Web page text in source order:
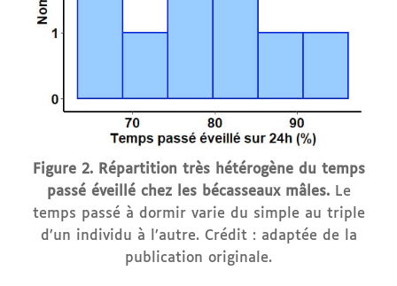
Figure 2. Répartition très hétérogène du temps
passé éveillé chez les bécasseaux mâles. Le
temps passé à dormir varie du simple au triple
d’un individu à l’autre. Crédit : adaptée de la
publication originale.